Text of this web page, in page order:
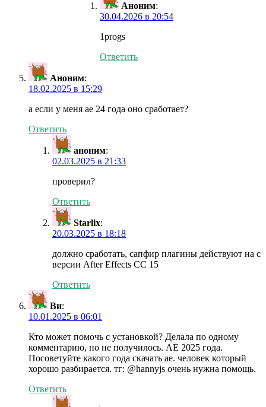
Аноним:
30.04.2026 в 20:54
1progs
Ответить
Аноним:
18.02.2025 в 15:29
а если у меня ае 24 года оно сработает?
Ответить
аноним:
02.03.2025 в 21:33
проверил?
Ответить
Starlix:
20.03.2025 в 18:18
должно сработать, сапфир плагины действуют на с
версии After Effects CC 15
Ответить
Ви:
10.01.2025 в 06:01
Кто может помочь с установкой? Делала по одному
комментарию, но не получилось. АЕ 2025 года.
Посоветуйте какого года скачать ае. человек который
хорошо разбирается. тг: @hannyjs очень нужна помощь.
Ответить